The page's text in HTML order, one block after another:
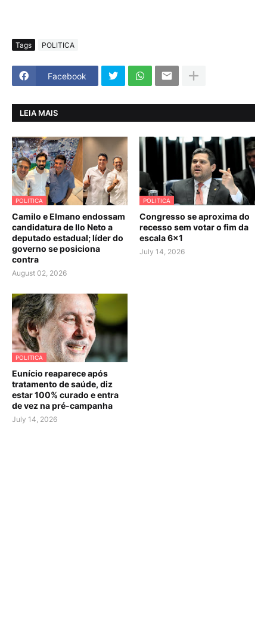
Tags POLITICA
Facebook
LEIA MAIS
POLITICA
Camilo e Elmano endossam
candidatura de Ilo Neto a
deputado estadual; líder do
governo se posiciona
contra
August 02, 2026
POLITICA
Congresso se aproxima do
recesso sem votar o fim da
escala 6×1
July 14, 2026
POLITICA
Eunício reaparece após
tratamento de saúde, diz
estar 100% curado e entra
de vez na pré-campanha
July 14, 2026